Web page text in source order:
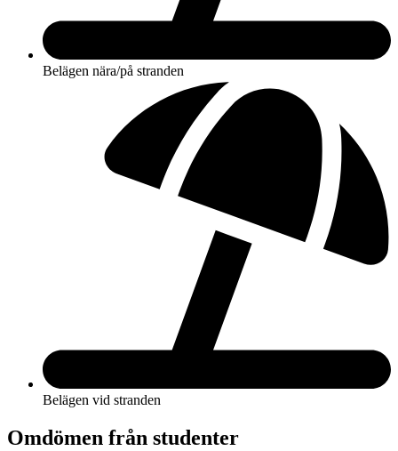
Belägen nära/på stranden
Belägen vid stranden
Omdömen från studenter